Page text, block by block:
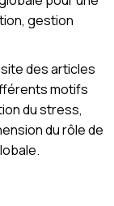
gestion
des articles
motifs
du stress,
du rôle de